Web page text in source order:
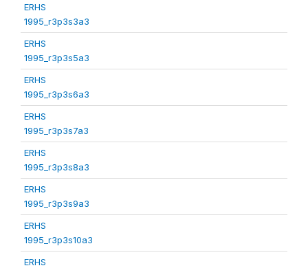
ERHS
1995_r3p3s3a3
ERHS
1995_r3p3s5a3
ERHS
1995_r3p3s6a3
ERHS
1995_r3p3s7a3
ERHS
1995_r3p3s8a3
ERHS
1995_r3p3s9a3
ERHS
1995_r3p3s10a3
ERHS